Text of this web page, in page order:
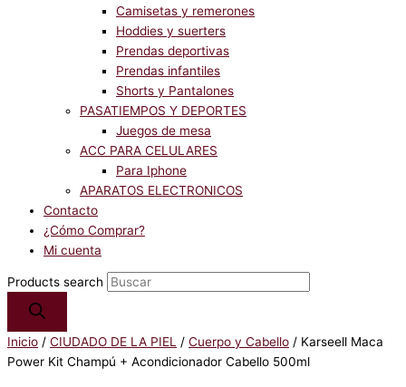
Camisetas y remerones
Hoddies y suerters
Prendas deportivas
Prendas infantiles
Shorts y Pantalones
PASATIEMPOS Y DEPORTES
Juegos de mesa
ACC PARA CELULARES
Para Iphone
APARATOS ELECTRONICOS
Contacto
¿Cómo Comprar?
Mi cuenta
Products search
Inicio / CIUDADO DE LA PIEL / Cuerpo y Cabello / Karseell Maca
Power Kit Champú + Acondicionador Cabello 500ml